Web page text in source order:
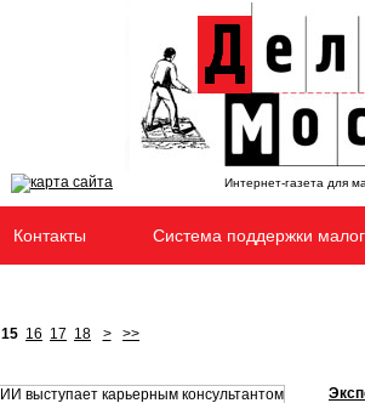
Интернет-газета для
Контакты Система поддержки
15 16 17 18 > >>